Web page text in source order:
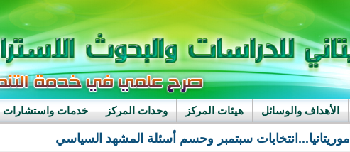
الأهداف والوسائل هيئات المركز وحدات المركز خدمات واستشارات
موريتانيا...انتخابات سبتمبر وحسم أسئلة المشهد السياسي